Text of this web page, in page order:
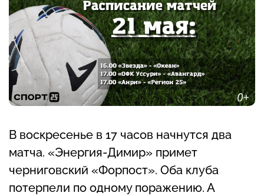
В воскресенье в 17 часов начнутся два
матча. «Энергия-Димир» примет
черниговский «Форпост». Оба клуба
потерпели по одному поражению. А